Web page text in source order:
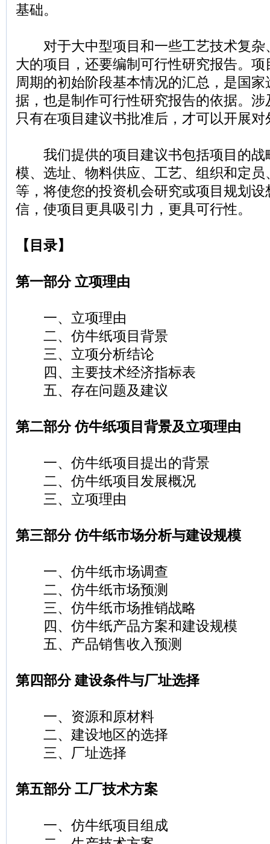
基础。
对于大中型项目和一些工艺技术复杂
大的项目，还要编制可行性研究报告。
周期的初始阶段基本情况的汇总，是国
据，也是制作可行性研究报告的依据。
只有在项目建议书批准后，才可以开展对
我们提供的项目建议书包括项目的战
模、选址、物料供应、工艺、组织和定
等，将使您的投资机会研究或项目规划
信，使项目更具吸引力，更具可行性。
【目录】
第一部分 立项理由
一、立项理由
二、仿牛纸项目背景
三、立项分析结论
四、主要技术经济指标表
五、存在问题及建议
第二部分 仿牛纸项目背景及立项理由
一、仿牛纸项目提出的背景
二、仿牛纸项目发展概况
三、立项理由
第三部分 仿牛纸市场分析与建设规模
一、仿牛纸市场调查
二、仿牛纸市场预测
三、仿牛纸市场推销战略
四、仿牛纸产品方案和建设规模
五、产品销售收入预测
第四部分 建设条件与厂址选择
一、资源和原材料
二、建设地区的选择
三、厂址选择
第五部分 工厂技术方案
一、仿牛纸项目组成